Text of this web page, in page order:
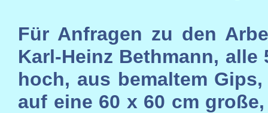
Für Anfragen zu den
Karl-Heinz Bethmann, alle
hoch, aus bemaltem
auf eine 60 x 60 cm